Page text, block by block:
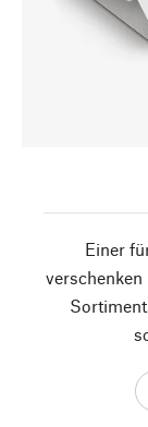
Einer